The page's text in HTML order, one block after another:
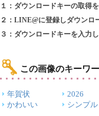
１：ダウンロードキーの取得
２：LINE@に登録しダウンロ
３：ダウンロードキーを入力
この画像のキーワ
年賀状 2026
かわいい
シンプル